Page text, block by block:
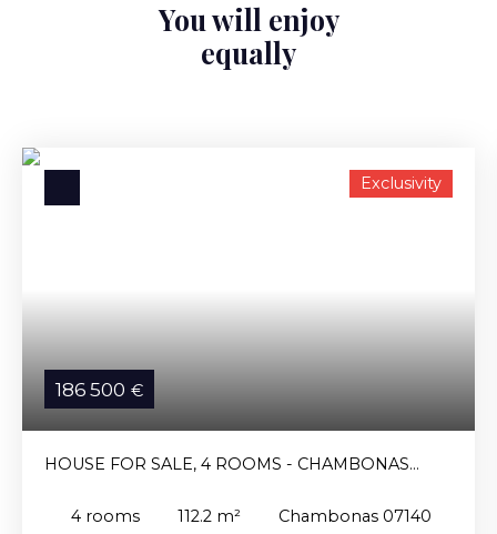
You will enjoy
equally
186 500 €
Exclusivity
HOUSE FOR SALE, 4 ROOMS - CHAMBONAS
4 rooms 112.2 m² Chambonas 07140